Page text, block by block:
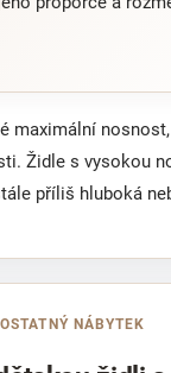
maximální
Židle s vysokou
příliš hluboká
NÁBYTEK